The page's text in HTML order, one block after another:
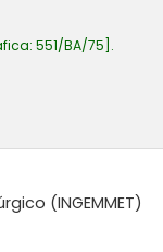
551/BA/75 .
(INGEMMET)